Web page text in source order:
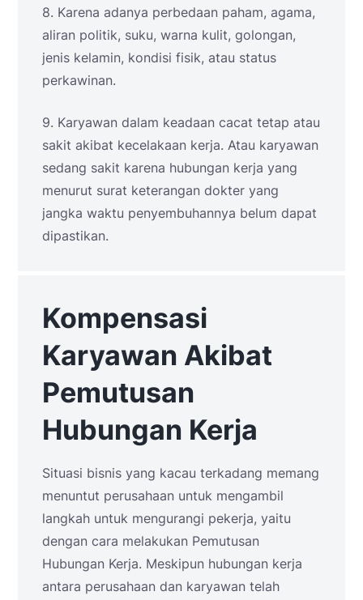
8. Karena adanya perbedaan paham, agama,
aliran politik, suku, warna kulit, golongan,
jenis kelamin, kondisi fisik, atau status
perkawinan.
9. Karyawan dalam keadaan cacat tetap atau
sakit akibat kecelakaan kerja. Atau karyawan
sedang sakit karena hubungan kerja yang
menurut surat keterangan dokter yang
jangka waktu penyembuhannya belum dapat
dipastikan.
Kompensasi
Karyawan Akibat
Pemutusan
Hubungan Kerja
Situasi bisnis yang kacau terkadang memang
menuntut perusahaan untuk mengambil
langkah untuk mengurangi pekerja, yaitu
dengan cara melakukan Pemutusan
Hubungan Kerja. Meskipun hubungan kerja
antara perusahaan dan karyawan telah